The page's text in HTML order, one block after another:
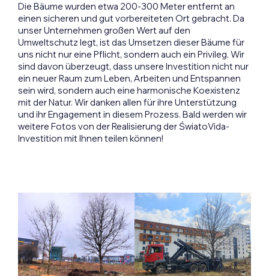
Die Bäume wurden etwa 200-300 Meter entfernt an
einen sicheren und gut vorbereiteten Ort gebracht. Da
unser Unternehmen großen Wert auf den
Umweltschutz legt, ist das Umsetzen dieser Bäume für
uns nicht nur eine Pflicht, sondern auch ein Privileg. Wir
sind davon überzeugt, dass unsere Investition nicht nur
ein neuer Raum zum Leben, Arbeiten und Entspannen
sein wird, sondern auch eine harmonische Koexistenz
mit der Natur. Wir danken allen für ihre Unterstützung
und ihr Engagement in diesem Prozess. Bald werden wir
weitere Fotos von der Realisierung der ŚwiatoVida-
Investition mit Ihnen teilen können!